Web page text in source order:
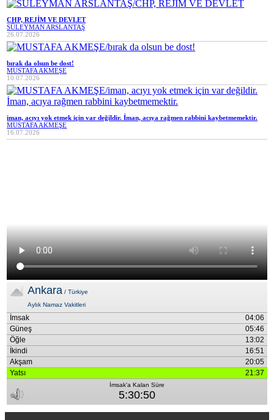
CHP, REJİM VE DEVLET
SÜLEYMAN ARSLANTAŞ
26.07.2026
bırak da olsun be dost!
MUSTAFA AKMEŞE
10.07.2026
iman, acıyı yok etmek için var değildir. İman, acıya rağmen rabbini kaybetmemektir.
MUSTAFA AKMEŞE
16.07.2026